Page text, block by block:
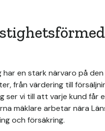
en stark närvaro på
från värdering till
ser vi till att varje kund får
mäklare arbetar nära
och försäkring.